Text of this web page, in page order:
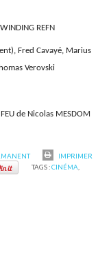
REFN
Fred Cavayé, Marius
Verovski
de Nicolas MESDOM
IMPRIMER
TAGS :CINÉMA